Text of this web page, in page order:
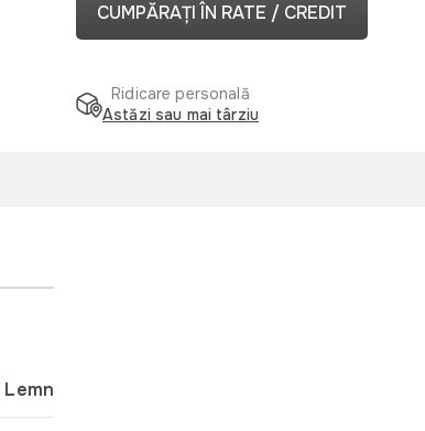
CUMPĂRAȚI ÎN RATE / CREDIT
Ridicare personală
Astăzi sau mai târziu
Lemn